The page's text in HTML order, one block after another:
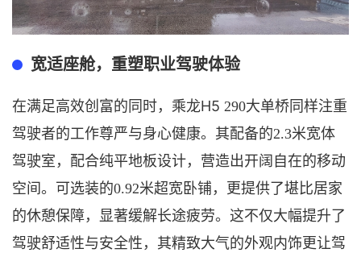
宽适座舱，重塑职业驾驶体验
在满足高效创富的同时，乘龙H5 290大单桥同样注重
驾驶者的工作尊严与身心健康。其配备的2.3米宽体
驾驶室，配合纯平地板设计，营造出开阔自在的移动
空间。可选装的0.92米超宽卧铺，更提供了堪比居家
的休憩保障，显著缓解长途疲劳。这不仅大幅提升了
驾驶舒适性与安全性，其精致大气的外观内饰更让驾